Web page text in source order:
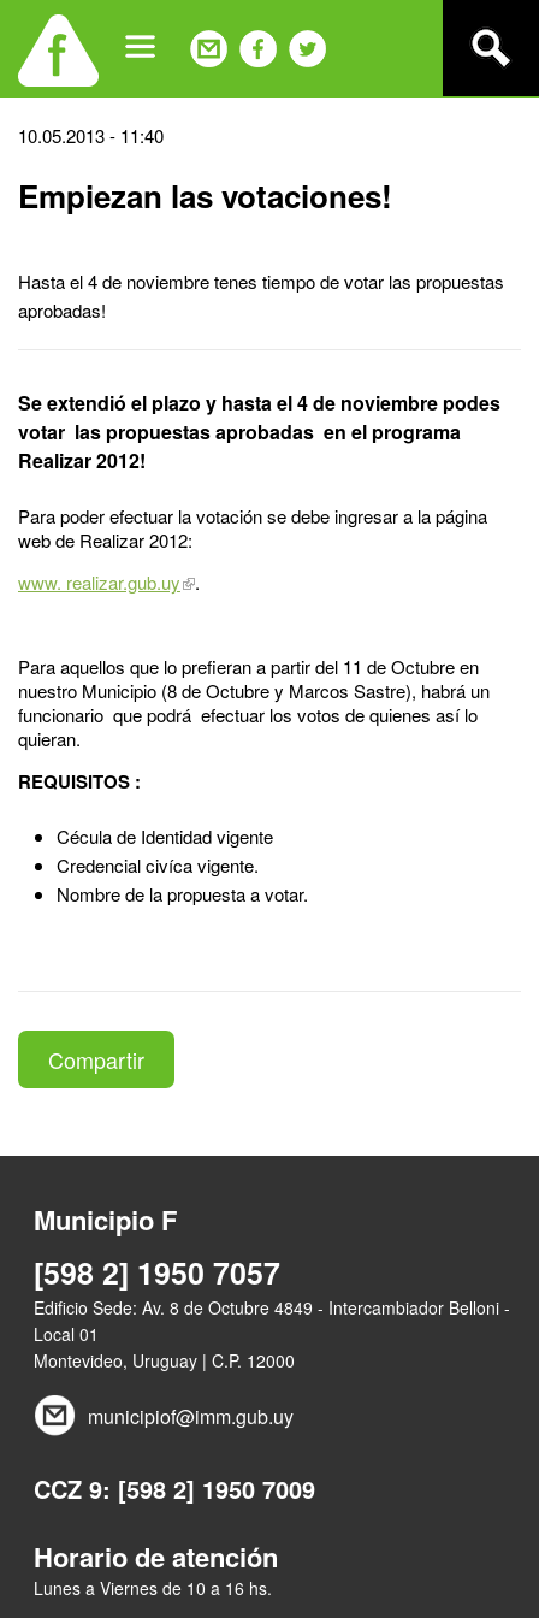
navigation
Back
top
10.05.2013 - 11:40
Empiezan las votaciones!
Hasta el 4 de noviembre tenes tiempo de votar las propuestas
aprobadas!
Se extendió el plazo y hasta el 4 de noviembre podes
votar las propuestas aprobadas en el programa
Realizar 2012!
Para poder efectuar la votación se debe ingresar a la página
web de Realizar 2012:
www. realizar.gub.uy
.
Para aquellos que lo prefieran a partir del 11 de Octubre en
nuestro Municipio (8 de Octubre y Marcos Sastre), habrá un
funcionario que podrá efectuar los votos de quienes así lo
quieran.
REQUISITOS :
Cécula de Identidad vigente
Credencial civíca vigente.
Nombre de la propuesta a votar.
Compartir
Municipio F
[598 2] 1950 7057
Edificio Sede: Av. 8 de Octubre 4849 - Intercambiador Belloni -
Local 01
Montevideo, Uruguay | C.P. 12000
municipiof@imm.gub.uy
CCZ 9: [598 2] 1950 7009
Horario de atención
Lunes a Viernes de 10 a 16 hs.